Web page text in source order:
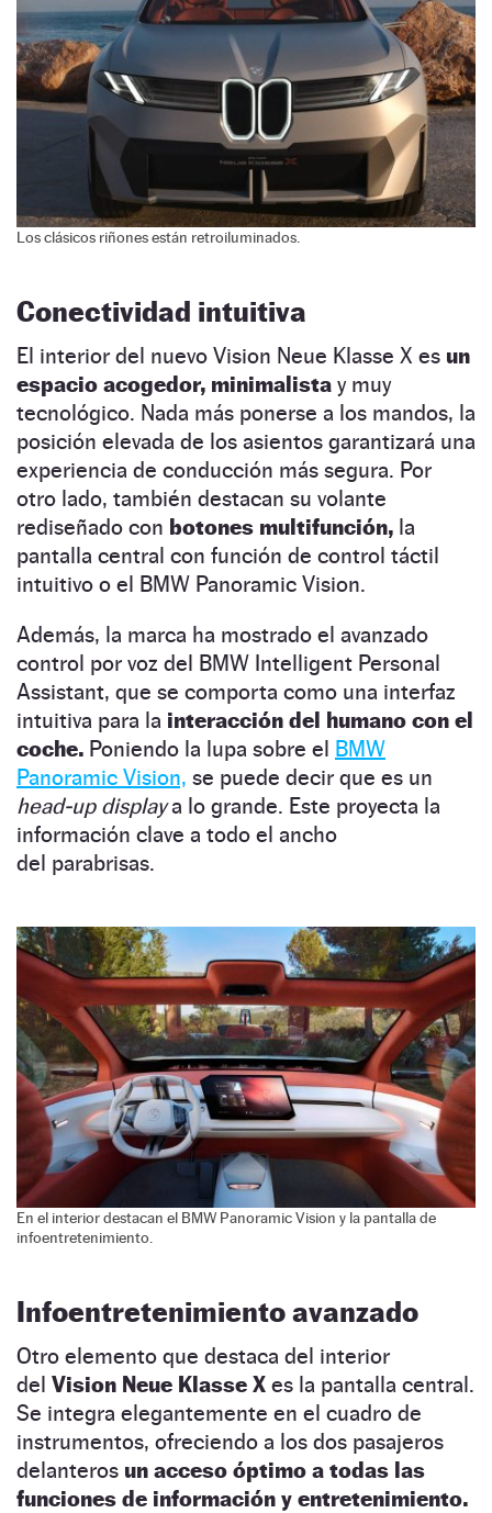
Los clásicos riñones están retroiluminados.
Conectividad intuitiva
El interior del nuevo Vision Neue Klasse X es un
espacio acogedor, minimalista y muy
tecnológico. Nada más ponerse a los mandos, la
posición elevada de los asientos garantizará una
experiencia de conducción más segura. Por
otro lado, también destacan su volante
rediseñado con botones multifunción, la
pantalla central con función de control táctil
intuitivo o el BMW Panoramic Vision.
Además, la marca ha mostrado el avanzado
control por voz del BMW Intelligent Personal
Assistant, que se comporta como una interfaz
intuitiva para la interacción del humano con el
coche. Poniendo la lupa sobre el BMW
Panoramic Vision, se puede decir que es un
head-up displaya lo grande. Este proyecta la
información clave a todo el ancho
del parabrisas.
En el interior destacan el BMW Panoramic Vision y la pantalla de
infoentretenimiento.
Infoentretenimiento avanzado
Otro elemento que destaca del interior
del Vision Neue Klasse X es la pantalla central.
Se integra elegantemente en el cuadro de
instrumentos, ofreciendo a los dos pasajeros
delanteros un acceso óptimo a todas las
funciones de información y entretenimiento.